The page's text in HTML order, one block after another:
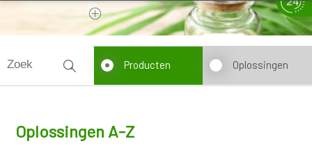
Oplossingen A-Z
Producten Oplossingen